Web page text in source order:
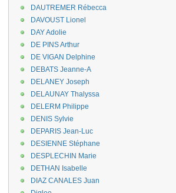
DAUTREMER Rébecca
DAVOUST Lionel
DAY Adolie
DE PINS Arthur
DE VIGAN Delphine
DEBATS Jeanne-A
DELANEY Joseph
DELAUNAY Thalyssa
DELERM Philippe
DENIS Sylvie
DEPARIS Jean-Luc
DESIENNE Stéphane
DESPLECHIN Marie
DETHAN Isabelle
DIAZ CANALES Juan